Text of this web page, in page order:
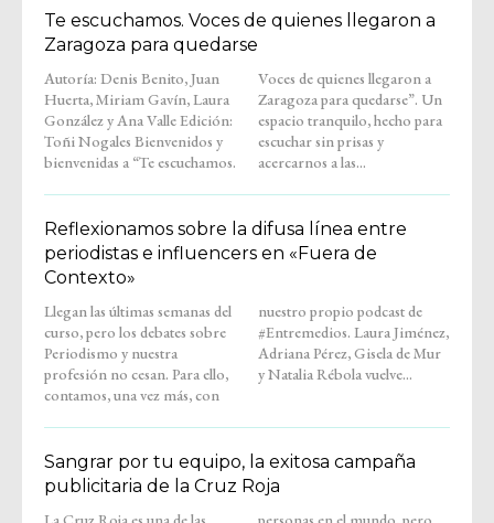
Te escuchamos. Voces de quienes llegaron a
Zaragoza para quedarse
Autoría: Denis Benito, Juan
Huerta, Miriam Gavín, Laura
González y Ana Valle Edición:
Toñi Nogales Bienvenidos y
bienvenidas a “Te escuchamos.
Voces de quienes llegaron a
Zaragoza para quedarse”. Un
espacio tranquilo, hecho para
escuchar sin prisas y
acercarnos a las...
Reflexionamos sobre la difusa línea entre
periodistas e influencers en «Fuera de
Contexto»
Llegan las últimas semanas del
curso, pero los debates sobre
Periodismo y nuestra
profesión no cesan. Para ello,
contamos, una vez más, con
nuestro propio podcast de
#Entremedios. Laura Jiménez,
Adriana Pérez, Gisela de Mur
y Natalia Rébola vuelve...
Sangrar por tu equipo, la exitosa campaña
publicitaria de la Cruz Roja